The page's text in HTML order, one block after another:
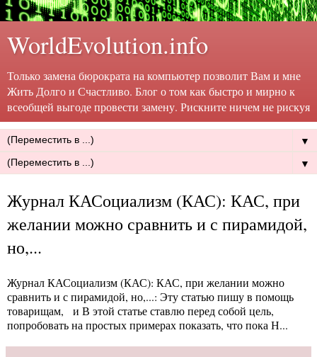
WorldEvolution.info
Только замена бюрократа на компьютер позволит Вам и мне
Жить Долго и Счастливо. Блог о том как быстро и мирно к
всеобщей выгоде провести замену. Рискните ничем не рискуя
▼
▼
Журнал КАСоциализм (КАС): КАС, при
желании можно сравнить и с пирамидой,
но,...
Журнал КАСоциализм (КАС): КАС, при желании можно
сравнить и с пирамидой, но,...: Эту статью пишу в помощь
товарищам, и В этой статье ставлю перед собой цель,
попробовать на простых примерах показать, что пока Н...